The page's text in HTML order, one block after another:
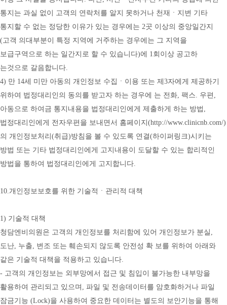
통지는 과실 없이 고객의 연락처를 알지 못하거나 천재ㆍ지변 기타
통지할 수 없는 정당한 이유가 있는 경우에는 2곳 이상의 중앙일간지
(고객 의대부분이 특정 지역에 거주하는 경우에는 그 지역을
보급구역으로 하는 일간지로 할 수 있습니다)에 1회이상 공고하
는것으로 갈음합니다.
4) 만 14세 미만 아동의 개인정보 수집ㆍ이용 또는 제3자에게 제공하기
위하여 법정대리인의 동의를 받고자 하는 경우에 는 전화, 팩스. 우편,
아동으로 하여금 통지내용을 법정대리인에게 제출하게 하는 방법,
법정대리인에게 전자우편을 보내면서 홈페이지(http://www.clinicnb.com/)
의 개인정보처리(취급)방침을 볼 수 있도록 연결(하이퍼링크)시키는
방법 또는 기타 법정대리인에게 고지내용이 도달할 수 있는 합리적인
방법을 통하여 법정대리인에게 고지합니다.
10.개인정보보호를 위한 기술적ㆍ관리적 대책
1) 기술적 대책
청담엔비의원은 고객의 개인정보를 처리함에 있어 개인정보가 분실,
도난, 누출, 변조 또는 훼손되지 않도록 안전성 확 보를 위하여 아래와
같은 기술적 대책을 적용하고 있습니다.
- 고객의 개인정보는 외부망에서 접근 및 침입이 불가능한 내부망을
활용하여 관리되고 있으며, 파일 및 전송데이터를 암호화하거나 파일
잠금기능 (Lock)을 사용하여 중요한 데이터는 별도의 보안기능을 통해